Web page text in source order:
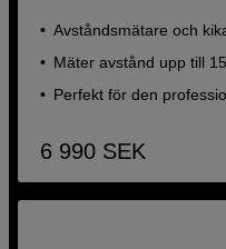
Avståndsmätare och
Mäter avstånd upp till
Perfekt för den
6 990 SEK